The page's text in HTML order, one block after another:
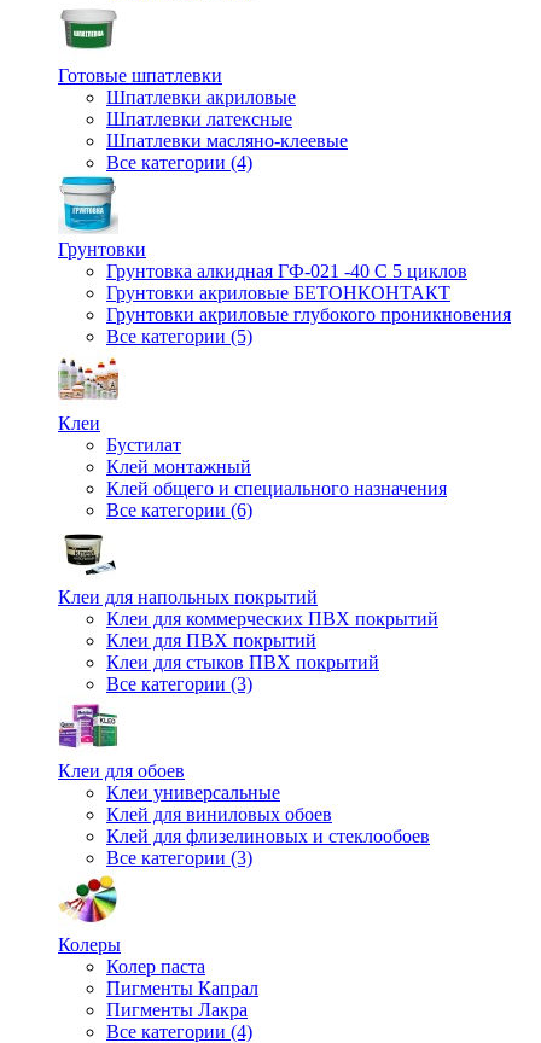
Готовые шпатлевки
Шпатлевки акриловые
Шпатлевки латексные
Шпатлевки масляно-клеевые
Все категории (4)
Грунтовки
Грунтовка алкидная ГФ-021 -40 С 5 циклов
Грунтовки акриловые БЕТОНКОНТАКТ
Грунтовки акриловые глубокого проникновения
Все категории (5)
Клеи
Бустилат
Клей монтажный
Клей общего и специального назначения
Все категории (6)
Клеи для напольных покрытий
Клеи для коммерческих ПВХ покрытий
Клеи для ПВХ покрытий
Клеи для стыков ПВХ покрытий
Все категории (3)
Клеи для обоев
Клеи универсальные
Клей для виниловых обоев
Клей для флизелиновых и стеклообоев
Все категории (3)
Колеры
Колер паста
Пигменты Капрал
Пигменты Лакра
Все категории (4)